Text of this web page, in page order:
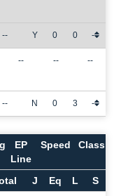
-- Y 0 0 -
-- -- --
-- N 0 3 -
EP
Line
Speed Class
J Eq L S